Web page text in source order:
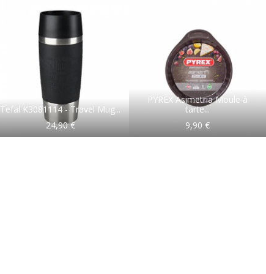
Tefal K3081114 - Travel Mug...
24,90 €
PYREX Asimetria Moule à
tarte...
9,90 €